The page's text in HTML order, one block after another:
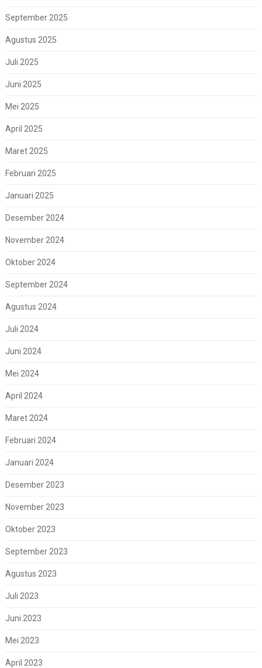
September 2025
Agustus 2025
Juli 2025
Juni 2025
Mei 2025
April 2025
Maret 2025
Februari 2025
Januari 2025
Desember 2024
November 2024
Oktober 2024
September 2024
Agustus 2024
Juli 2024
Juni 2024
Mei 2024
April 2024
Maret 2024
Februari 2024
Januari 2024
Desember 2023
November 2023
Oktober 2023
September 2023
Agustus 2023
Juli 2023
Juni 2023
Mei 2023
April 2023